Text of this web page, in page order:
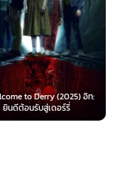
อิท:
Beyond